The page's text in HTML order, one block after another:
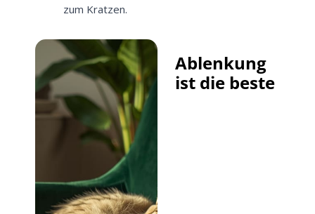
zum Kratzen.
Ablenkung
ist die beste